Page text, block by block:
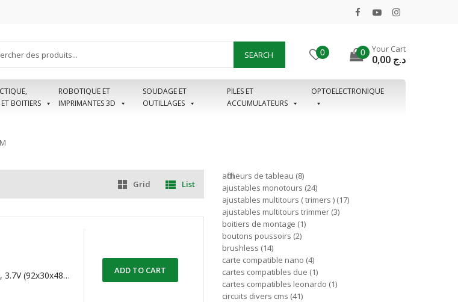
SEARCH 0 0 Your Cart
د.ج
BOITIERS
ROBOTIQUE ET
IMPRIMANTES 3D
SOUDAGE ET
OUTILLAGES
PILES ET
ACCUMULATEURS
OPTOELECTRONIQUE
Grid List
Batterie Lithium ion – 1100mAh, 3.7V (92x30x48mm) ADD TO CART
afficheurs de tableau 8
ajustables monotours 24
ajustables multitours ( trimers ) 17
ajustables multitours trimmer 3
boitiers de montage 1
boutons poussoirs 2
brushless 14
carte compatible nano 4
cartes compatibles due 1
cartes compatibles leonardo 1
circuits divers cms 41